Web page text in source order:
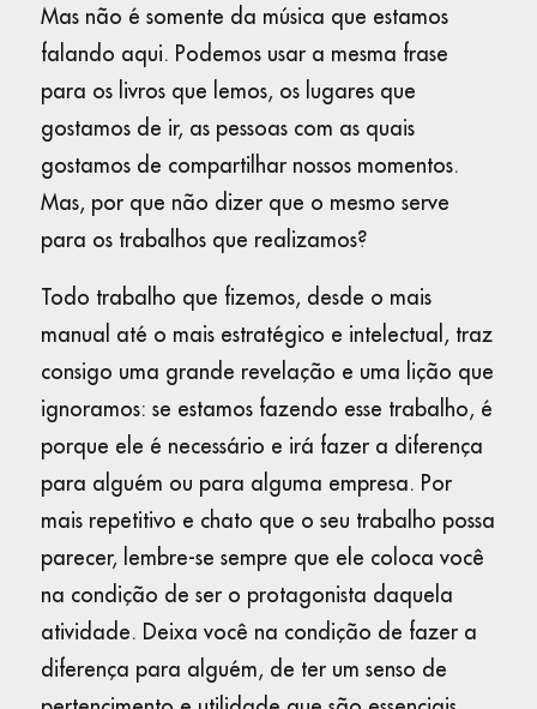
Mas não é somente da música que estamos
falando aqui. Podemos usar a mesma frase
para os livros que lemos, os lugares que
gostamos de ir, as pessoas com as quais
gostamos de compartilhar nossos momentos.
Mas, por que não dizer que o mesmo serve
para os trabalhos que realizamos?
Todo trabalho que fizemos, desde o mais
manual até o mais estratégico e intelectual, traz
consigo uma grande revelação e uma lição que
ignoramos: se estamos fazendo esse trabalho, é
porque ele é necessário e irá fazer a diferença
para alguém ou para alguma empresa. Por
mais repetitivo e chato que o seu trabalho possa
parecer, lembre-se sempre que ele coloca você
na condição de ser o protagonista daquela
atividade. Deixa você na condição de fazer a
diferença para alguém, de ter um senso de